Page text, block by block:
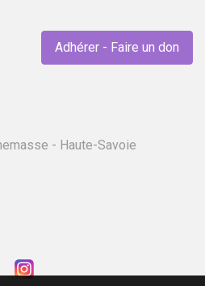
Adhérer - Faire un don
- Haute-Savoie